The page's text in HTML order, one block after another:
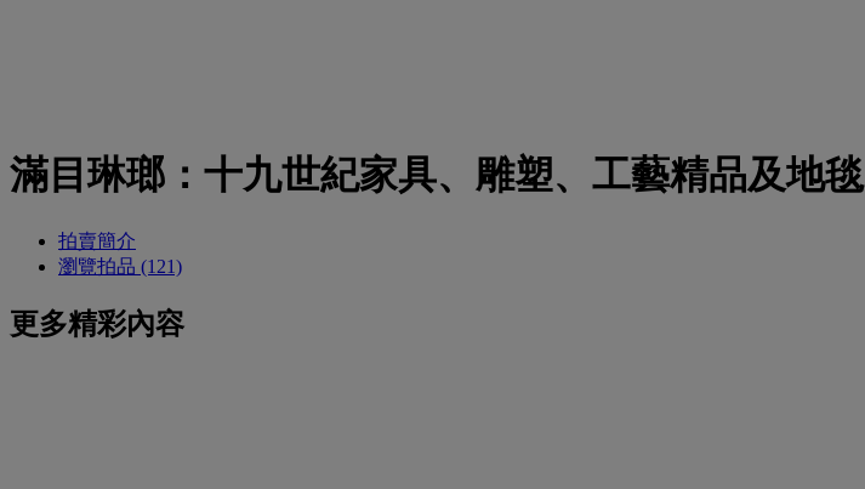
滿目琳瑯：十九世紀家具、雕塑、工藝精品及地毯
拍賣簡介
瀏覽拍品 (121)
更多精彩內容